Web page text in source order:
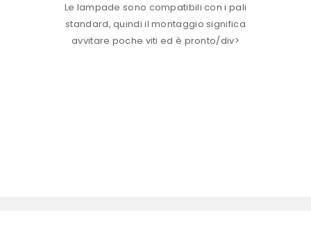
Le lampade sono compatibili con i pali
standard, quindi il montaggio significa
avvitare poche viti ed è pronto/div>